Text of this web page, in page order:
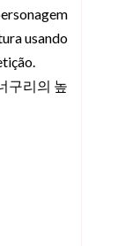
usando
구리의 높